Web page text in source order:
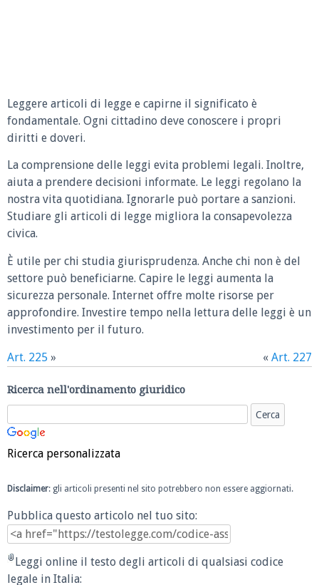
Leggere articoli di legge e capirne il significato è
fondamentale. Ogni cittadino deve conoscere i propri
diritti e doveri.
La comprensione delle leggi evita problemi legali. Inoltre,
aiuta a prendere decisioni informate. Le leggi regolano la
nostra vita quotidiana. Ignorarle può portare a sanzioni.
Studiare gli articoli di legge migliora la consapevolezza
civica.
È utile per chi studia giurisprudenza. Anche chi non è del
settore può beneficiarne. Capire le leggi aumenta la
sicurezza personale. Internet offre molte risorse per
approfondire. Investire tempo nella lettura delle leggi è un
investimento per il futuro.
Art. 225 » « Art. 227
Ricerca nell'ordinamento giuridico
Ricerca personalizzata
Disclaimer: gli articoli presenti nel sito potrebbero non essere aggiornati.
Pubblica questo articolo nel tuo sito:
Leggi online il testo degli articoli di qualsiasi codice
legale in Italia: